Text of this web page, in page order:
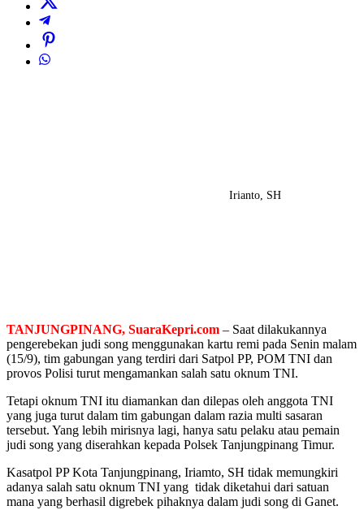
Irianto, SH
TANJUNGPINANG, SuaraKepri.com –Saat dilakukannya
pengerebekan judi song menggunakan kartu remi pada Senin malam
(15/9), tim gabungan yang terdiri dari Satpol PP, POM TNI dan
provos Polisi turut mengamankan salah satu oknum TNI.
Tetapi oknum TNI itu diamankan dan dilepas oleh anggota TNI
yang juga turut dalam tim gabungan dalam razia multi sasaran
tersebut. Yang lebih mirisnya lagi, hanya satu pelaku atau pemain
judi song yang diserahkan kepada Polsek Tanjungpinang Timur.
Kasatpol PP Kota Tanjungpinang, Iriamto, SH tidak memungkiri
adanya salah satu oknum TNI yang tidak diketahui dari satuan
mana yang berhasil digrebek pihaknya dalam judi song di Ganet.